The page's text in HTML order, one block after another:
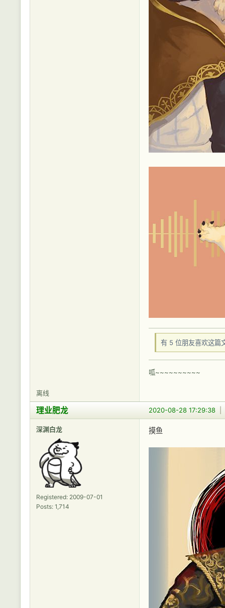
有 5 位朋友喜欢这篇
呱~~~~~~~~~~
离线
2020-08-28 17:29:38
理业肥龙
深渊白龙
Registered: 2009-07-01
Posts: 1,714
摸鱼